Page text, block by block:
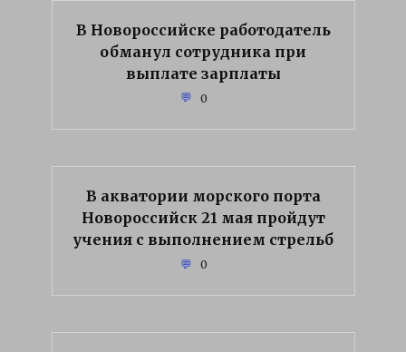
В Новороссийске работодатель
обманул сотрудника при
выплате зарплаты
0
В акватории морского порта
Новороссийск 21 мая пройдут
учения с выполнением стрельб
0